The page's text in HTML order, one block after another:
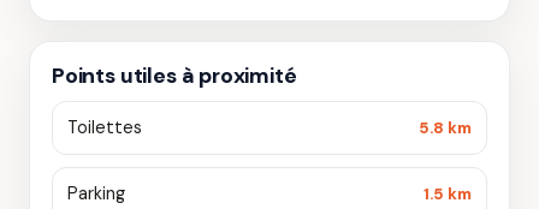
Points utiles à proximité
Toilettes 5.8 km
Parking 1.5 km